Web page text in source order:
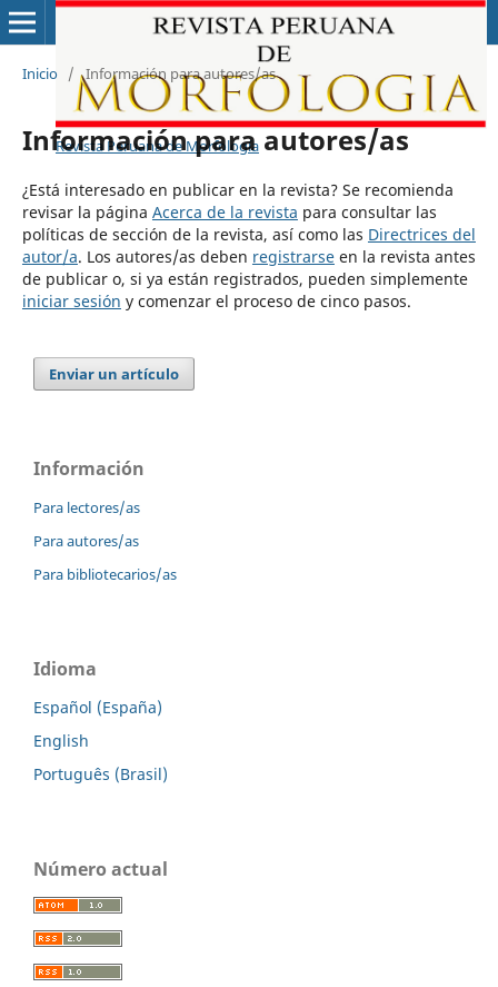
Revista Peruana de Morfología
Inicio / Información para autores/as
Información para autores/as
¿Está interesado en publicar en la revista? Se recomienda
revisar la página Acerca de la revista para consultar las
políticas de sección de la revista, así como las Directrices del
autor/a. Los autores/as deben registrarseen la revista antes
de publicar o, si ya están registrados, pueden simplemente
iniciar sesión y comenzar el proceso de cinco pasos.
Enviar un artículo
Información
Para lectores/as
Para autores/as
Para bibliotecarios/as
Idioma
Español (España)
English
Português (Brasil)
Número actual